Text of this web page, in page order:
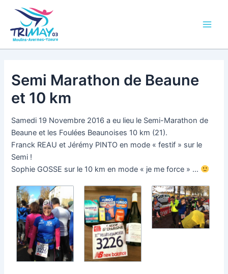
contenu
Semi Marathon de Beaune
et 10 km
Samedi 19 Novembre 2016 a eu lieu le Semi-Marathon de
Beaune et les Foulées Beaunoises 10 km (21).
Franck REAU et Jérémy PINTO en mode « festif » sur le
Semi !
Sophie GOSSE sur le 10 km en mode « je me force » …